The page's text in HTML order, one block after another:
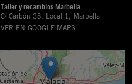
Taller y recambios Marbella
C/ Carbón 38, Local 1, Marbella
VER EN GOOGLE MAPS